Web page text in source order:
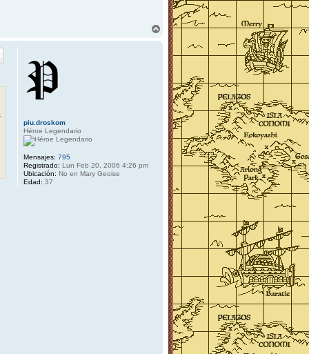
piu.droskom
Héroe Legendario
Mensajes: 795
Registrado: Lun Feb 20, 2006 4:26 pm
Ubicación: No en Mary Geoise
Edad: 37